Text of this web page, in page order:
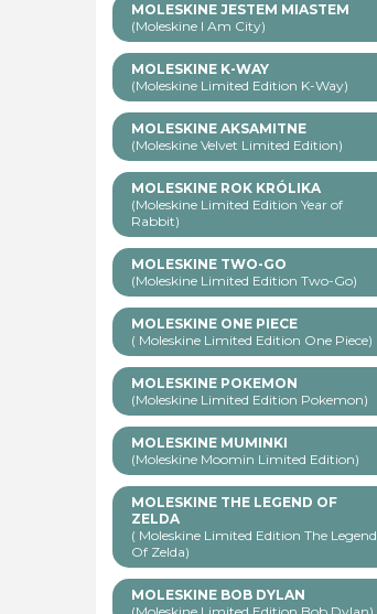
MOLESKINE JESTEM MIASTEM
(Moleskine I Am City)
MOLESKINE K-WAY
(Moleskine Limited Edition K-Way)
MOLESKINE AKSAMITNE
(Moleskine Velvet Limited Edition)
MOLESKINE ROK KRÓLIKA
(Moleskine Limited Edition Year of
Rabbit)
MOLESKINE TWO-GO
(Moleskine Limited Edition Two-Go)
MOLESKINE ONE PIECE
( Moleskine Limited Edition One Piece)
MOLESKINE POKEMON
(Moleskine Limited Edition Pokemon)
MOLESKINE MUMINKI
(Moleskine Moomin Limited Edition)
MOLESKINE THE LEGEND OF
ZELDA
( Moleskine Limited Edition The Legend
Of Zelda)
MOLESKINE BOB DYLAN